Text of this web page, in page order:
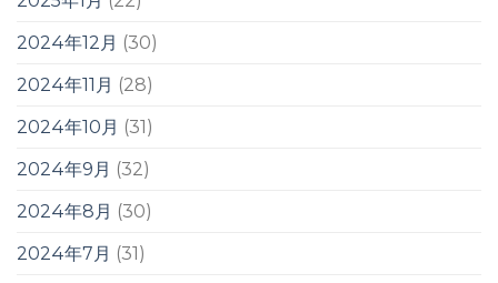
2024年12月 (30)
2024年11月 (28)
2024年10月 (31)
2024年9月 (32)
2024年8月 (30)
2024年7月 (31)